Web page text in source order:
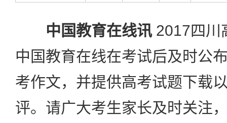
中国教育在线讯2017四川
中国教育在线在考试后及时公
考作文，并提供高考试题下载
评。请广大考生家长及时关注